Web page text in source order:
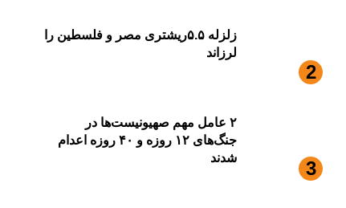
زلزله ۵.۵ریشتری مصر و فلسطین را
لرزاند
۲ عامل مهم صهیونیست‌ها در
جنگ‌های ۱۲ روزه و ۴۰ روزه اعدام
شدند